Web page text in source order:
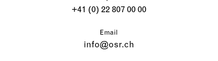
+41 (0) 22 807 00 00
Email
info@osr.ch